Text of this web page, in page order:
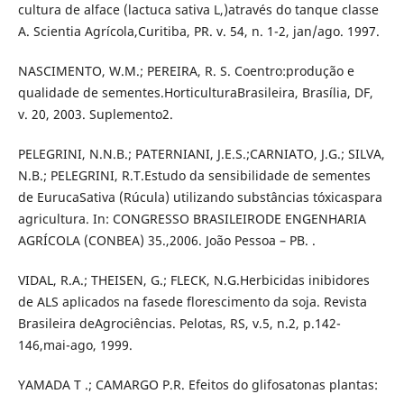
cultura de alface (lactuca sativa L,)através do tanque classe
A. Scientia Agrícola,Curitiba, PR. v. 54, n. 1-2, jan/ago. 1997.
NASCIMENTO, W.M.; PEREIRA, R. S. Coentro:produção e
qualidade de sementes.HorticulturaBrasileira, Brasília, DF,
v. 20, 2003. Suplemento2.
PELEGRINI, N.N.B.; PATERNIANI, J.E.S.;CARNIATO, J.G.; SILVA,
N.B.; PELEGRINI, R.T.Estudo da sensibilidade de sementes
de EurucaSativa (Rúcula) utilizando substâncias tóxicaspara
agricultura. In: CONGRESSO BRASILEIRODE ENGENHARIA
AGRÍCOLA (CONBEA) 35.,2006. João Pessoa – PB. .
VIDAL, R.A.; THEISEN, G.; FLECK, N.G.Herbicidas inibidores
de ALS aplicados na fasede florescimento da soja. Revista
Brasileira deAgrociências. Pelotas, RS, v.5, n.2, p.142-
146,mai-ago, 1999.
YAMADA T .; CAMARGO P.R. Efeitos do glifosatonas plantas: